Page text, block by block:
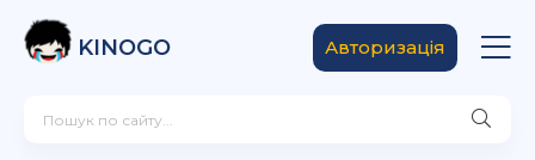
KINOGO Авторизація